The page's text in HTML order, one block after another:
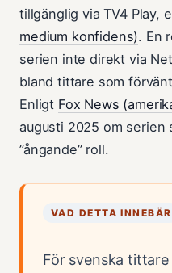
tillgänglig via TV4 Play,
medium konfidens). En
serien inte direkt via
bland tittare som
Enligt Fox News
augusti 2025 om
”ångande” roll.
VAD DETTA INNEBÄR
För svenska